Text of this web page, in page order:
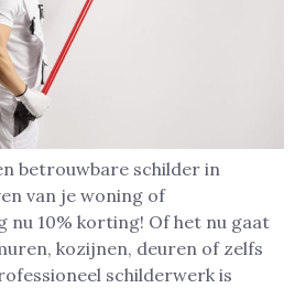
betrouwbare schilder in
van je woning of
nu 10% korting! Of het nu gaat
kozijnen, deuren of zelfs
schilderwerk is